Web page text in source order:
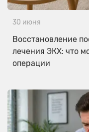
30 июня
Восстановление
лечения ЭКХ: что
операции